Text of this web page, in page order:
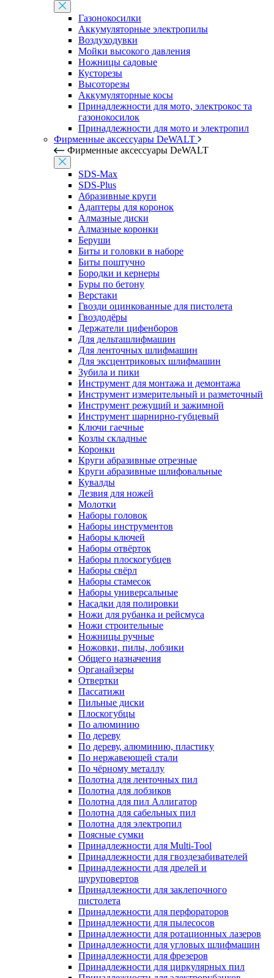
Газонокосилки
Аккумуляторные электропилы
Воздуходувки
Мойки высокого давления
Ножницы садовые
Кусторезы
Высоторезы
Аккумуляторные косы
Принадлежности для мото, электрокос та
газонокосилок
Принадлежности для мото и электропил
Фирменные аксессуары DeWALT
Фирменные аксессуары DeWALT
SDS-Max
SDS-Plus
Абразивные круги
Адаптеры для коронок
Алмазные диски
Алмазные коронки
Беруши
Биты и головки в наборе
Биты поштучно
Бородки и кернеры
Буры по бетону
Верстаки
Гвозди оцинкованные для пистолета
Гвоздодёры
Держатели цифенборов
Для дельташлифмашин
Для ленточных шлифмашин
Для эксцентриковых шлифмашин
Зубила и пики
Инструмент для монтажа и демонтажа
Инструмент измерительный и разметочный
Инструмент режущий и зажимной
Инструмент шарнирно-губцевый
Ключи гаечные
Козлы складные
Коронки
Круги абразивные отрезные
Круги абразивные шлифовальные
Кувалды
Лезвия для ножей
Молотки
Наборы головок
Наборы инструментов
Наборы ключей
Наборы отвёрток
Наборы плоскогубцев
Наборы свёрл
Наборы стамесок
Наборы универсальные
Насадки для полировки
Ножи для рубанка и рейсмуса
Ножи строительные
Ножницы ручные
Ножовки, пилы, лобзики
Общего назначения
Органайзеры
Отвертки
Пассатижи
Пильные диски
Плоскогубцы
По алюминию
По дереву
По дереву, алюминию, пластику
По нержавеющей стали
По чёрному металлу
Полотна для ленточных пил
Полотна для лобзиков
Полотна для пил Аллигатор
Полотна для сабельных пил
Полотна для электропил
Поясные сумки
Принадлежности для Multi-Tool
Принадлежности для гвоздезабивателей
Принадлежности для дрелей и
шуруповертов
Принадлежности для заклепочного
пистолета
Принадлежности для перфораторов
Принадлежности для пылесосов
Принадлежности для ротационных лазеров
Принадлежности для угловых шлифмашин
Принадлежности для фрезеров
Принадлежности для циркулярных пил